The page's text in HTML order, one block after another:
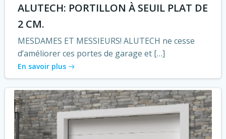
ALUTECH: PORTILLON À SEUIL PLAT DE
2 CM.
MESDAMES ET MESSIEURS! ALUTECH ne cesse
d’améliorer ces portes de garage et […]
En savoir plus